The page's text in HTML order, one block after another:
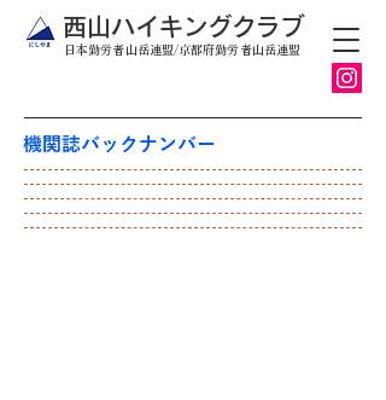
​西山ハイキングクラブ
日本勤労者山岳連盟/京都府勤労者山岳連盟
機関誌バックナンバー